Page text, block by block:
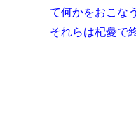
て何かをおこな
それらは杞憂で